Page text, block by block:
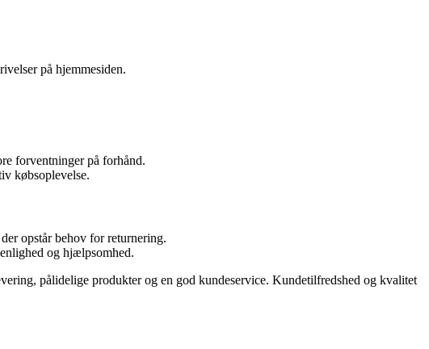
på hjemmesiden.
forventninger på forhånd.
købsoplevelse.
opstår behov for returnering.
og hjælpsomhed.
pålidelige produkter og en god kundeservice. Kundetilfredshed og kvalitet